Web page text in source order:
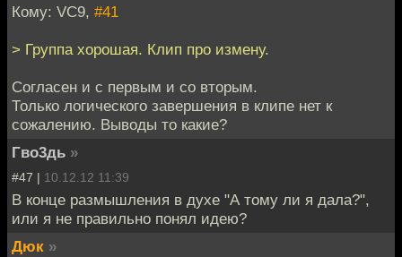
Кому: VC9, #41
> Группа хорошая. Клип про измену.
Согласен и с первым и со вторым.
Только логического завершения в клипе нет к
сожалению. Выводы то какие?
Гво3дь »
#47 | 10.12.12 11:39
В конце размышления в духе "А тому ли я дала?",
или я не правильно понял идею?
Дюк »